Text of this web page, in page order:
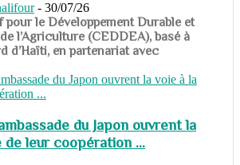
- 30/07/26
le Développement Durable et
l’Agriculture (CEDDEA), basé à
d’Haïti, en partenariat avec
du Japon ouvrent la
de leur coopération ...